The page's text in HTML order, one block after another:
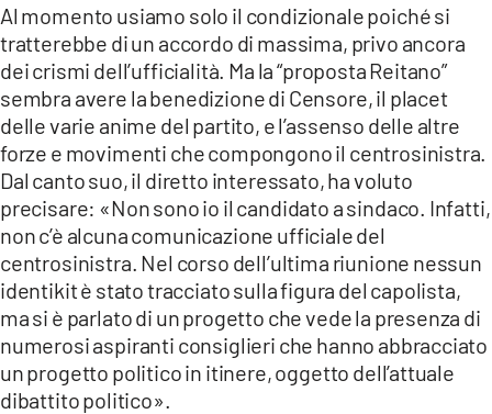
App
ANDROID
APPLE
Al momento usiamo solo il condizionale poiché si
tratterebbe di un accordo di massima, privo ancora
dei crismi dell’ufficialità. Ma la “proposta Reitano”
sembra avere la benedizione di Censore, il placet
delle varie anime del partito, e l’assenso delle altre
forze e movimenti che compongono il centrosinistra.
Dal canto suo, il diretto interessato, ha voluto
precisare: «Non sono io il candidato a sindaco. Infatti,
non c’è alcuna comunicazione ufficiale del
centrosinistra. Nel corso dell’ultima riunione nessun
identikit è stato tracciato sulla figura del capolista,
ma si è parlato di un progetto che vede la presenza di
numerosi aspiranti consiglieri che hanno abbracciato
un progetto politico in itinere, oggetto dell’attuale
dibattito politico».